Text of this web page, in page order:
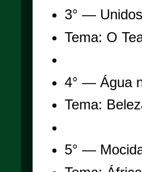
3° —
Tema: O
4° — Água
Tema:
5° —